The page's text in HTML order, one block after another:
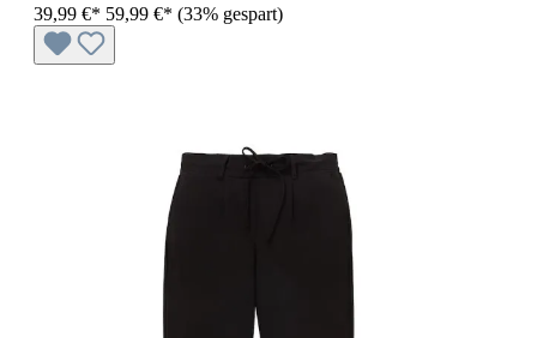
39,99 €* 59,99 €* (33% gespart)